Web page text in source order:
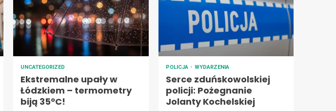
UNCATEGORIZED
Ekstremalne upały w
Łódzkiem – termometry
biją 35ºC!
POLICJA WYDARZENIA
Serce zduńskowolskiej
policji: Pożegnanie
Jolanty Kochelskiej